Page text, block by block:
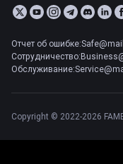
Отчет об
Copyright © 2022-2026